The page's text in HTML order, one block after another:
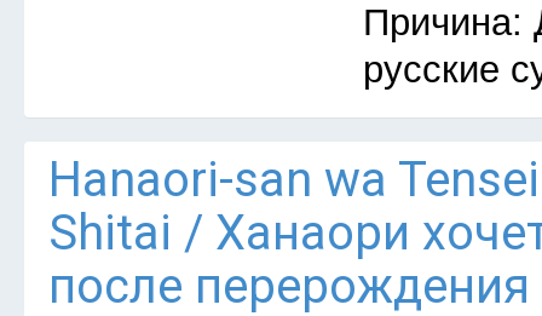
Причина:
русские
Hanaori-san wa
Shitai / Ханаори
после